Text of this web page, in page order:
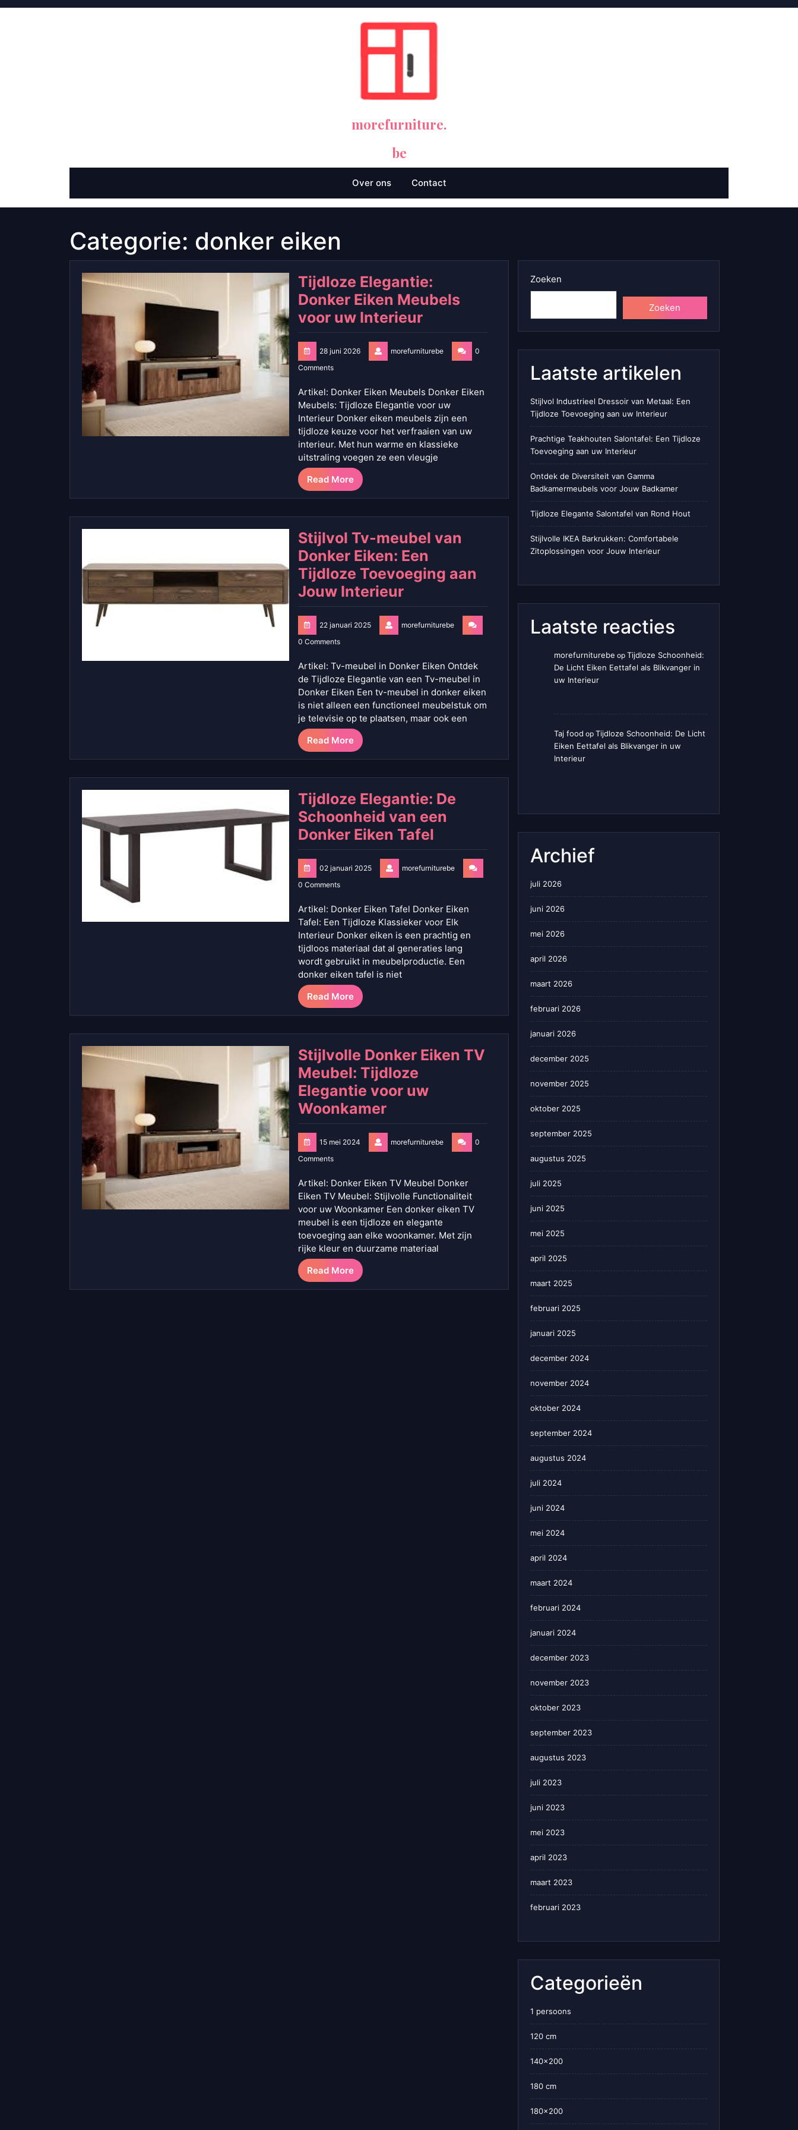
Skip
morefurniture.
be
Over ons Contact
Categorie: donker eiken
Tijdloze Elegantie:
Donker Eiken Meubels
voor uw Interieur
28 juni 2026 morefurniturebe
0
Comments
Artikel: Donker Eiken Meubels Donker Eiken
Meubels: Tijdloze Elegantie voor uw
Interieur Donker eiken meubels zijn een
tijdloze keuze voor het verfraaien van uw
interieur. Met hun warme en klassieke
uitstraling voegen ze een vleugje
Read More
Stijlvol Tv-meubel van
Donker Eiken: Een
Tijdloze Toevoeging aan
Jouw Interieur
22 januari 2025
morefurniturebe
0 Comments
Artikel: Tv-meubel in Donker Eiken Ontdek
de Tijdloze Elegantie van een Tv-meubel in
Donker Eiken Een tv-meubel in donker eiken
is niet alleen een functioneel meubelstuk om
je televisie op te plaatsen, maar ook een
Read More
Tijdloze Elegantie: De
Schoonheid van een
Donker Eiken Tafel
02 januari 2025
morefurniturebe
0 Comments
Artikel: Donker Eiken Tafel Donker Eiken
Tafel: Een Tijdloze Klassieker voor Elk
Interieur Donker eiken is een prachtig en
tijdloos materiaal dat al generaties lang
wordt gebruikt in meubelproductie. Een
donker eiken tafel is niet
Read More
Stijlvolle Donker Eiken TV
Meubel: Tijdloze
Elegantie voor uw
Woonkamer
15 mei 2024 morefurniturebe
0
Comments
Artikel: Donker Eiken TV Meubel Donker
Eiken TV Meubel: Stijlvolle Functionaliteit
voor uw Woonkamer Een donker eiken TV
meubel is een tijdloze en elegante
toevoeging aan elke woonkamer. Met zijn
rijke kleur en duurzame materiaal
Read More
Zoeken
Zoeken
Laatste artikelen
Stijlvol Industrieel Dressoir van Metaal: Een
Tijdloze Toevoeging aan uw Interieur
Prachtige Teakhouten Salontafel: Een Tijdloze
Toevoeging aan uw Interieur
Ontdek de Diversiteit van Gamma
Badkamermeubels voor Jouw Badkamer
Tijdloze Elegante Salontafel van Rond Hout
Stijlvolle IKEA Barkrukken: Comfortabele
Zitoplossingen voor Jouw Interieur
Laatste reacties
morefurniturebe op Tijdloze Schoonheid:
De Licht Eiken Eettafel als Blikvanger in
uw Interieur
Taj food op Tijdloze Schoonheid: De Licht
Eiken Eettafel als Blikvanger in uw
Interieur
Archief
juli 2026
juni 2026
mei 2026
april 2026
maart 2026
februari 2026
januari 2026
december 2025
november 2025
oktober 2025
september 2025
augustus 2025
juli 2025
juni 2025
mei 2025
april 2025
maart 2025
februari 2025
januari 2025
december 2024
november 2024
oktober 2024
september 2024
augustus 2024
juli 2024
juni 2024
mei 2024
april 2024
maart 2024
februari 2024
januari 2024
december 2023
november 2023
oktober 2023
september 2023
augustus 2023
juli 2023
juni 2023
mei 2023
april 2023
maart 2023
februari 2023
Categorieën
1 persoons
120 cm
140×200
180 cm
180×200